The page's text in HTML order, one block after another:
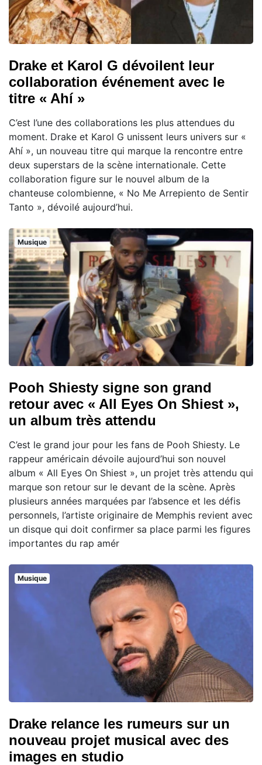
Drake et Karol G dévoilent leur
collaboration événement avec le
titre « Ahí »
C’est l’une des collaborations les plus attendues du
moment. Drake et Karol G unissent leurs univers sur «
Ahí », un nouveau titre qui marque la rencontre entre
deux superstars de la scène internationale. Cette
collaboration figure sur le nouvel album de la
chanteuse colombienne, « No Me Arrepiento de Sentir
Tanto », dévoilé aujourd’hui.
Musique
Pooh Shiesty signe son grand
retour avec « All Eyes On Shiest »,
un album très attendu
C’est le grand jour pour les fans de Pooh Shiesty. Le
rappeur américain dévoile aujourd’hui son nouvel
album « All Eyes On Shiest », un projet très attendu qui
marque son retour sur le devant de la scène. Après
plusieurs années marquées par l’absence et les défis
personnels, l’artiste originaire de Memphis revient avec
un disque qui doit confirmer sa place parmi les figures
importantes du rap amér
Musique
Drake relance les rumeurs sur un
nouveau projet musical avec des
images en studio